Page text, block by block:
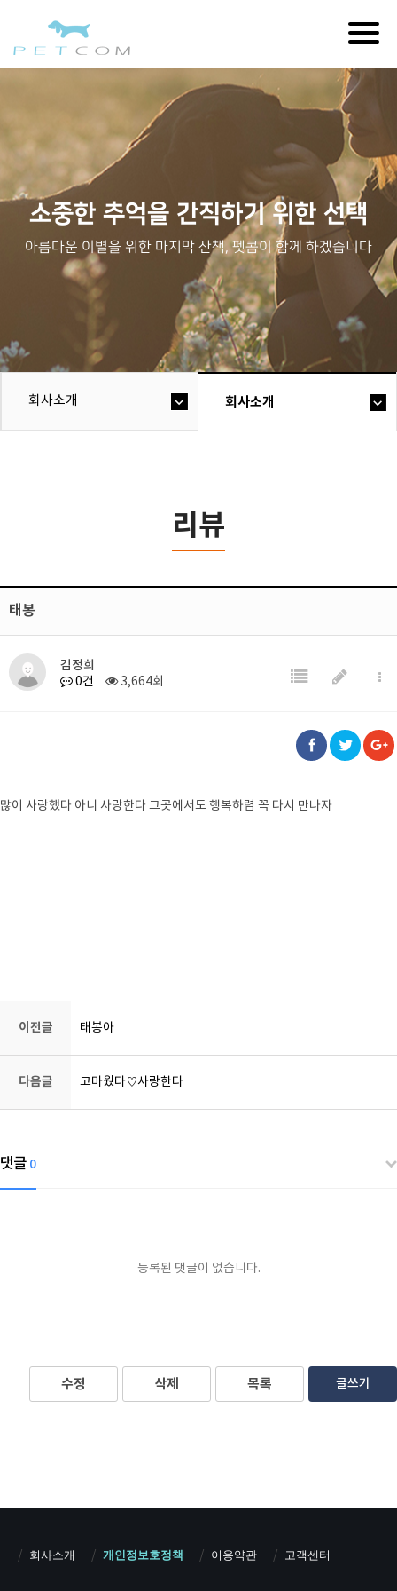
소중한 추억을 간직하기 위한 선택
아름다운 이별을 위한 마지막 산책, 펫콤이 함께 하겠습니다
회사소개 회사소개
리뷰
태봉
김정희
0건 3,664회
많이 사랑했다 아니 사랑한다 그곳에서도 행복하렴 꼭 다시 만나자
이전글 태봉아
다음글 고마웠다♡사랑한다
댓글 0
등록된 댓글이 없습니다.
수정 삭제 목록 글쓰기
회사소개 개인정보호정책 이용약관 고객센터